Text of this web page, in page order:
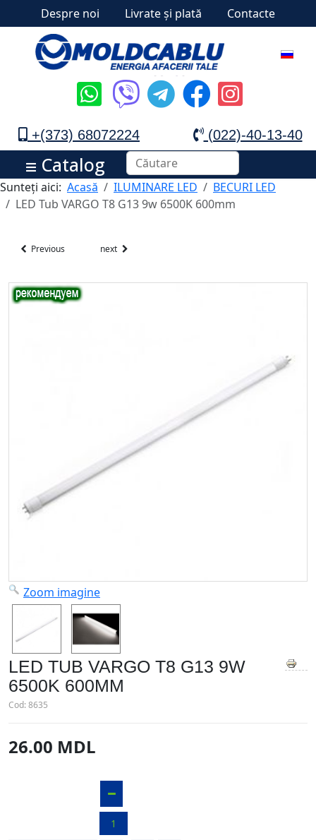
Despre noi Livrate și plată Contacte
+(373) 68072224 (022)-40-13-40
Catalog
Sunteți aici: Acasă ILUMINARE LED
BECURI LED
LED Tub VARGO T8 G13 9w 6500K 600mm
Previous next
Zoom imagine
LED TUB VARGO T8 G13 9W
6500K 600MM
Cod:8635
26.00 MDL